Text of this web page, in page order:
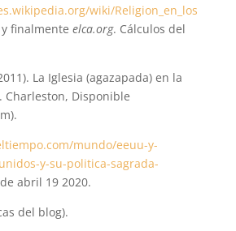
wiki/Religion_en_los
y finalmente elca.org. Cálculos del
La Iglesia (agazapada) en la
Charleston, Disponible
mundo/eeuu-y-
y-su-politica-sagrada-
abril 19 2020.
del blog).